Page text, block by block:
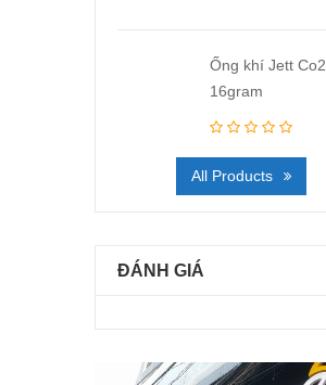
Ống khí Jett Co2
16gram
All Products
ĐÁNH GIÁ